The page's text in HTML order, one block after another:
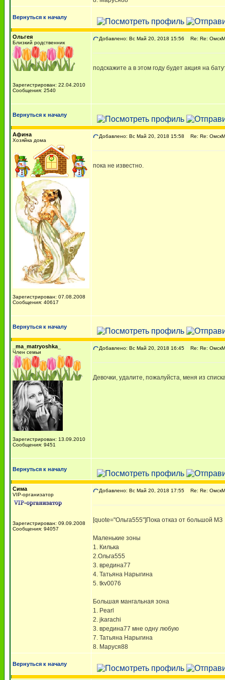
Вернуться к началу
Ольгея
Близкий родственник
Зарегистрирован: 22.04.2010
Сообщения: 2540
Добавлено: Вс Май 20, 2018 15:56 Re: Re:
подскажите а в этом году будет акция на
Вернуться к началу
Афина
Хозяйка дома
Зарегистрирован: 07.08.2008
Сообщения: 40617
Добавлено: Вс Май 20, 2018 15:58 Re: Re:
пока не известно.
Вернуться к началу
_ma_matryoshka_
Член семьи
Зарегистрирован: 13.09.2010
Сообщения: 9451
Добавлено: Вс Май 20, 2018 16:45 Re: Re:
Девочки, удалите, пожалуйста, меня из
Вернуться к началу
Сима
VIP-организатор
Зарегистрирован: 09.09.2008
Сообщения: 94057
Добавлено: Вс Май 20, 2018 17:55 Re: Re:
[quote="Ольга555"]Пока отказ от большой МЗ
Маленькие зоны
1. Килька
2.Ольга555
3. вредина77
4. Татьяна Нарыгина
5. tkv0076
Большая мангальная зона
1. Pearl
2. jkarachi
3. вредина77 мне одну любую
7. Татьяна Нарыгина
8. Маруся88
Вернуться к началу